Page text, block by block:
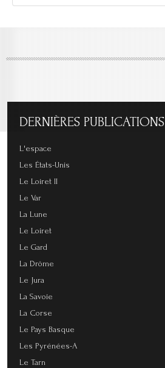
DERNIÈRES PUBLICATIONS
L'espace
Les États-Unis
Le Loiret II
Le Var
La Lune
Le Loiret
Le Gard
La Drôme
Le Jura
La Savoie
La Corse
Le Pays Basque
Les Pyrénées-A
Le Tarn